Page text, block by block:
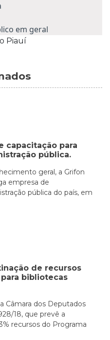
em geral
Piauí
capacitação para
pública.
geral, a Grifon
empresa de
pública do país, em
de recursos
bibliotecas
Câmara dos Deputados
18, que prevê a
recursos do Programa